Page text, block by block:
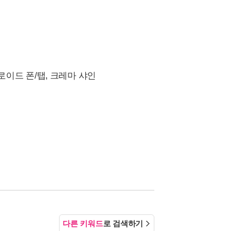
이드 폰/탭, 크레마 샤인
다른 키워드 로 검색하기